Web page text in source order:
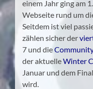
einem Jahr ging am
Webseite rund um
Seitdem ist viel
zählen sicher der
7 und die
der aktuelleWinter
Januar und dem
wird.